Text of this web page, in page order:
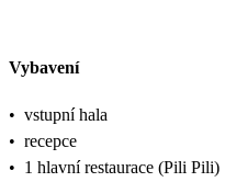
Vybavení
• vstupní hala
• recepce
• 1 hlavní restaurace (Pili Pili)